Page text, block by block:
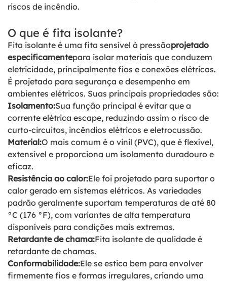
riscos de incêndio.
O que é fita isolante?
Fita isolante é uma fita sensível à pressãoprojetado
especificamentepara isolar materiais que conduzem
eletricidade, principalmente fios e conexões elétricas.
É projetado para segurança e desempenho em
ambientes elétricos. Suas principais propriedades são:
Isolamento:Sua função principal é evitar que a
corrente elétrica escape, reduzindo assim o risco de
curto-circuitos, incêndios elétricos e eletrocussão.
Material:O mais comum é o vinil (PVC), que é flexível,
extensível e proporciona um isolamento duradouro e
eficaz.
Resistência ao calor:Ele foi projetado para suportar o
calor gerado em sistemas elétricos. As variedades
padrão geralmente suportam temperaturas de até 80
°C (176 °F), com variantes de alta temperatura
disponíveis para condições mais extremas.
Retardante de chama:Fita isolante de qualidade é
retardante de chamas.
Conformabilidade:Ele se estica bem para envolver
firmemente fios e formas irregulares, criando uma